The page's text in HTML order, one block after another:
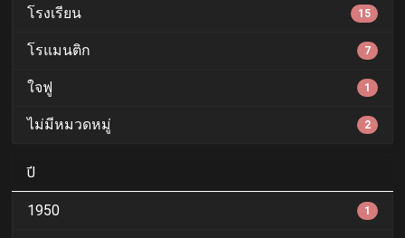
โรงเรียน 15
โรแมนติก 7
ใจฟู 1
ไม่มีหมวดหมู่ 2
ปี
1950 1